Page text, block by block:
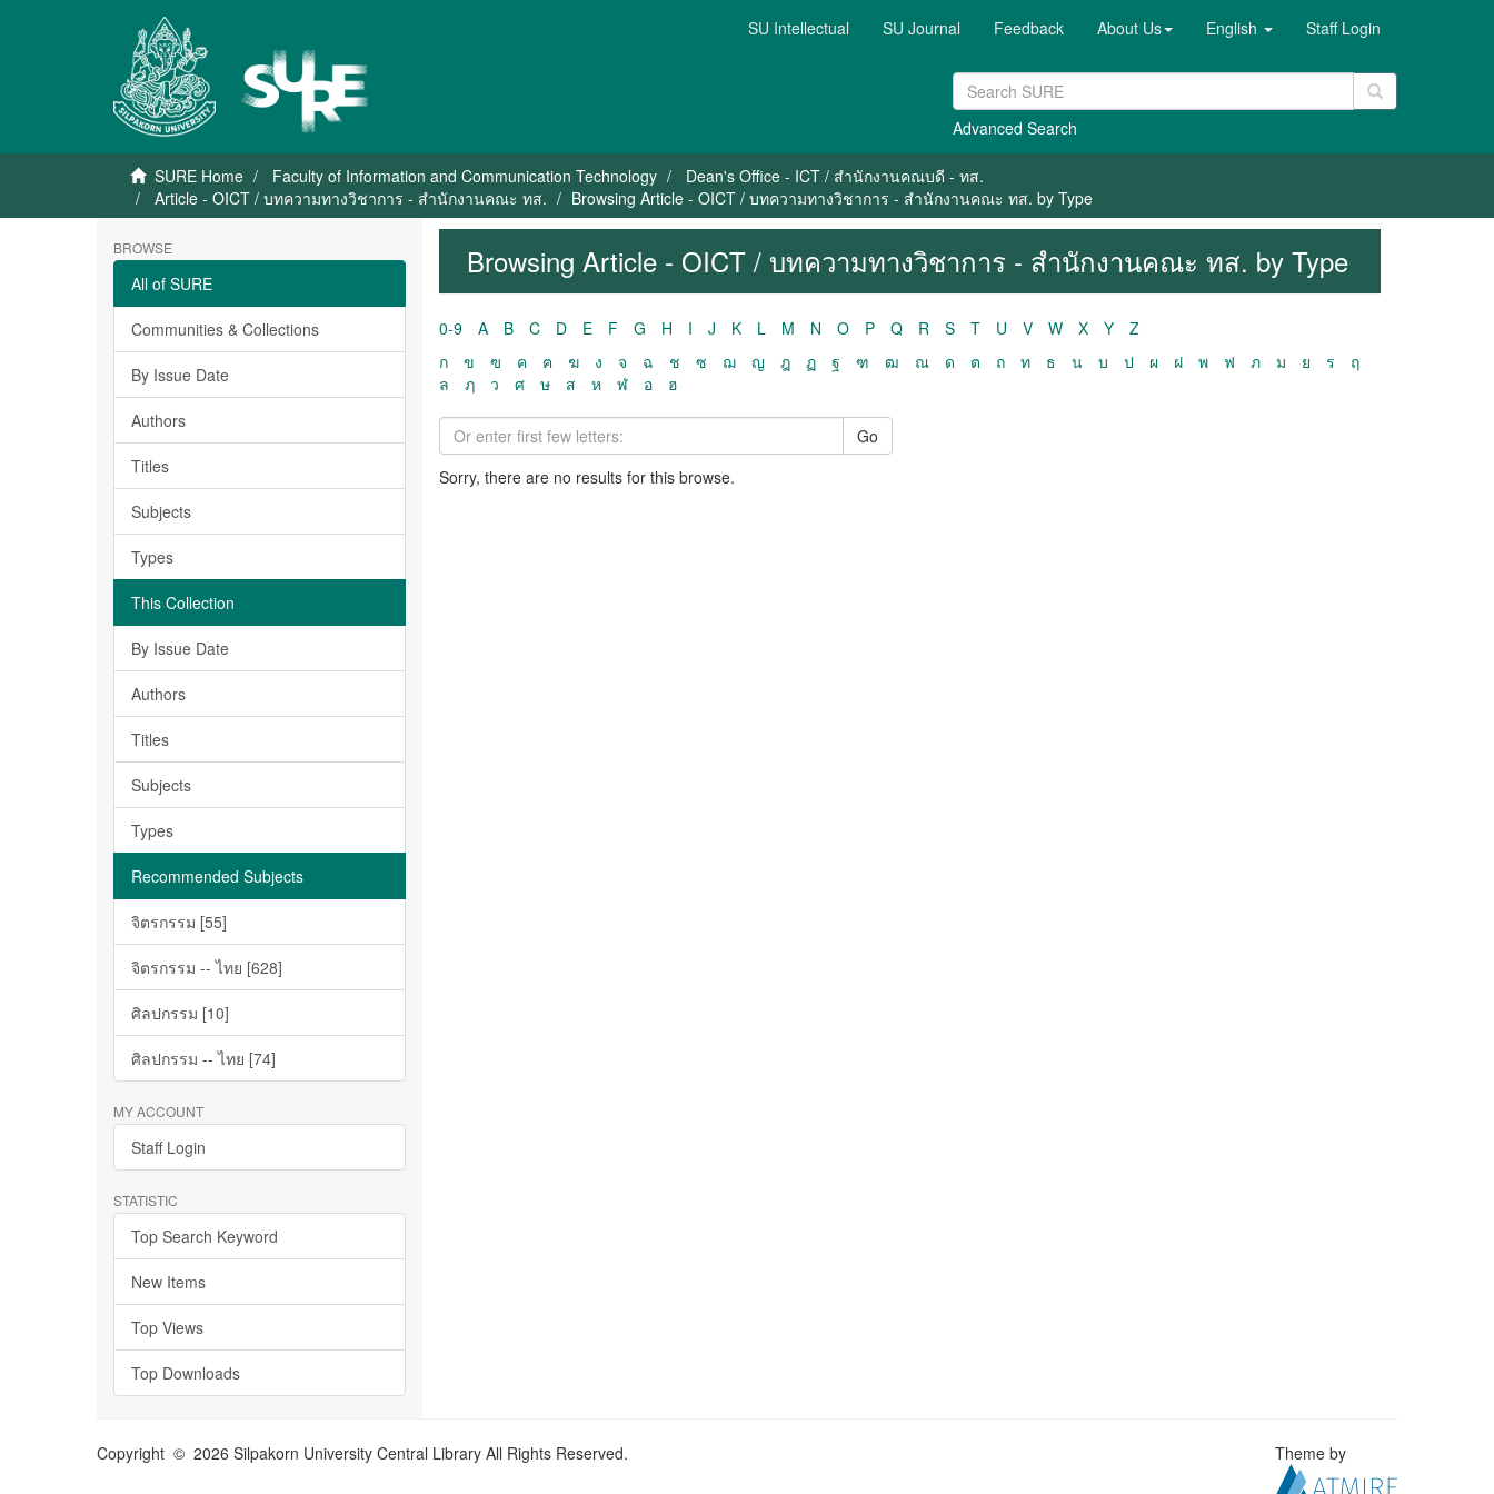
SU Intellectual SU Journal Feedback About Us English Staff Login
Advanced Search
SURE Home Faculty of Information and Communication Technology
Dean's Office - ICT / สำนักงานคณบดี - ทส.
Article - OICT / บทความทางวิชาการ - สำนักงานคณะ ทส.
Browsing Article - OICT / บทความทางวิชาการ - สำนักงานคณะ ทส. by Type
BROWSE
All of SURE
Communities & Collections
By Issue Date
Authors
Titles
Subjects
Types
This Collection
By Issue Date
Authors
Titles
Subjects
Types
Recommended Subjects
จิตรกรรม [55]
จิตรกรรม -- ไทย [628]
ศิลปกรรม [10]
ศิลปกรรม -- ไทย [74]
MY ACCOUNT
Staff Login
STATISTIC
Top Search Keyword
New Items
Top Views
Top Downloads
Browsing Article - OICT / บทความทางวิชาการ - สำนักงานคณะ ทส. by Type
0-9 A B C D E F G H I J K L M N O P Q R S T U V W X Y
Z
ก
ข ฃ ค ฅ ฆ ง จ ฉ ช ซ ฌ ญ ฎ ฏ ฐ ฑ ฒ ณ ด ต ถ ท ธ น บ ป ผ ฝ พ ฟ ภ ม ย ร
ฤ
ล
ฦ ว ศ ษ ส ห ฬ อ ฮ
Go
Sorry, there are no results for this browse.
Copyright © 2026 Silpakorn University Central Library All Rights Reserved. Theme by